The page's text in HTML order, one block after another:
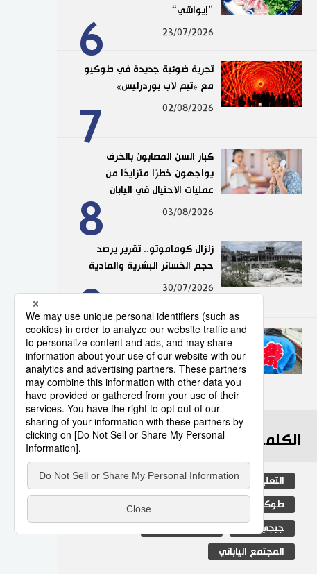
6
”إيواشي“
23/07/2026
7
تجربة ضوئية جديدة في طوكيو
مع «تيم لاب بوردرليس»
02/08/2026
8
كبار السن المصابون بالخرف
يواجهون خطرًا متزايدًا من
عمليات الاحتيال في اليابان
03/08/2026
9
زلزال كوماموتو.. تقرير يرصد
حجم الخسائر البشرية والمادية
30/07/2026
10
”هابي“.. السترة التقليدية التي
تضفي روحًا خاصة على
المهرجانات اليابانية
05/08/2026
الكلمات الأكثر بحثا
التعليم الياباني مجتمع الجنس
طوكيو
جيجي برس
المجتمع الياباني